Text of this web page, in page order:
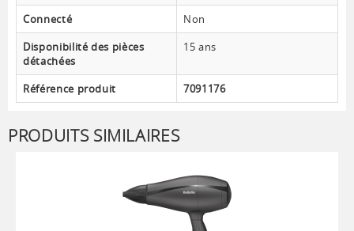
Connecté
Non
Disponibilité des pièces
détachées
15 ans
Référence produit 7091176
PRODUITS SIMILAIRES